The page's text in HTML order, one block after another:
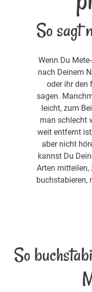
So sagt
Wenn Du
nach Deinem
oder ihr den
sagen.
leicht, zum
man schlecht
weit entfernt
aber nicht
kannst Du
Arten mitteilen,
buchstabieren,
So